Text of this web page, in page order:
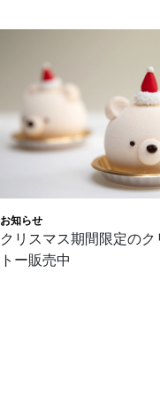
お知らせ
クリスマス期間限定の
トー販売中